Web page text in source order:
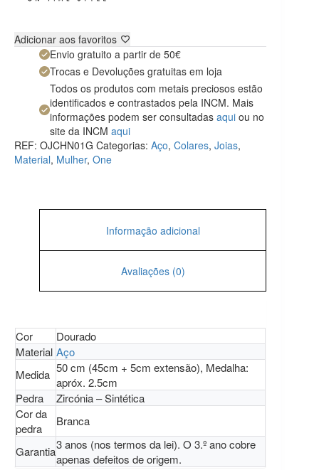
Adicionar aos favoritos
Envio gratuito a partir de 50€
Trocas e Devoluções gratuitas em loja
Todos os produtos com metais preciosos estão
identificados e contrastados pela INCM. Mais
informações podem ser consultadas aqui ou no
site da INCM aqui
REF: OJCHN01G Categorias: Aço, Colares, Joias,
Material, Mulher, One
Informação adicional
Avaliações (0)
Cor
Dourado
Material Aço
Medida 50 cm (45cm + 5cm extensão), Medalha:
apróx. 2.5cm
Pedra
Zircónia – Sintética
Cor da
pedra
Branca
Garantia3 anos (nos termos da lei). O 3.º ano cobre
apenas defeitos de origem.